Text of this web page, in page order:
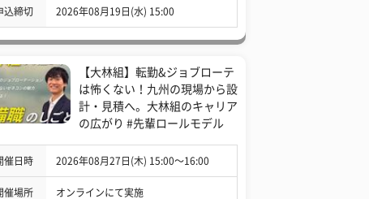
込締切 2026年08月19日(水) 15:00
【大林組】転勤&ジョブローテ
は怖くない！九州の現場から設
計・見積へ。大林組のキャリア
の広がり #先輩ロールモデル
催日時 2026年08月27日(木) 15:00〜16:00
催場所 オンラインにて実施